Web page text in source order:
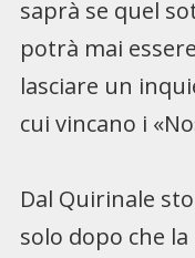
saprà se quel
potrà mai
lasciare un
cui vincano i
Dal Quirinale
solo dopo che